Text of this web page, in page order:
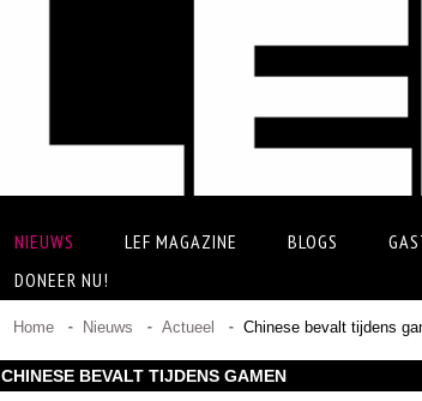
NIEUWS LEF MAGAZINE BLOGS
DONEER NU!
Home Nieuws Actueel Chinese bevalt tijdens
CHINESE BEVALT TIJDENS GAMEN